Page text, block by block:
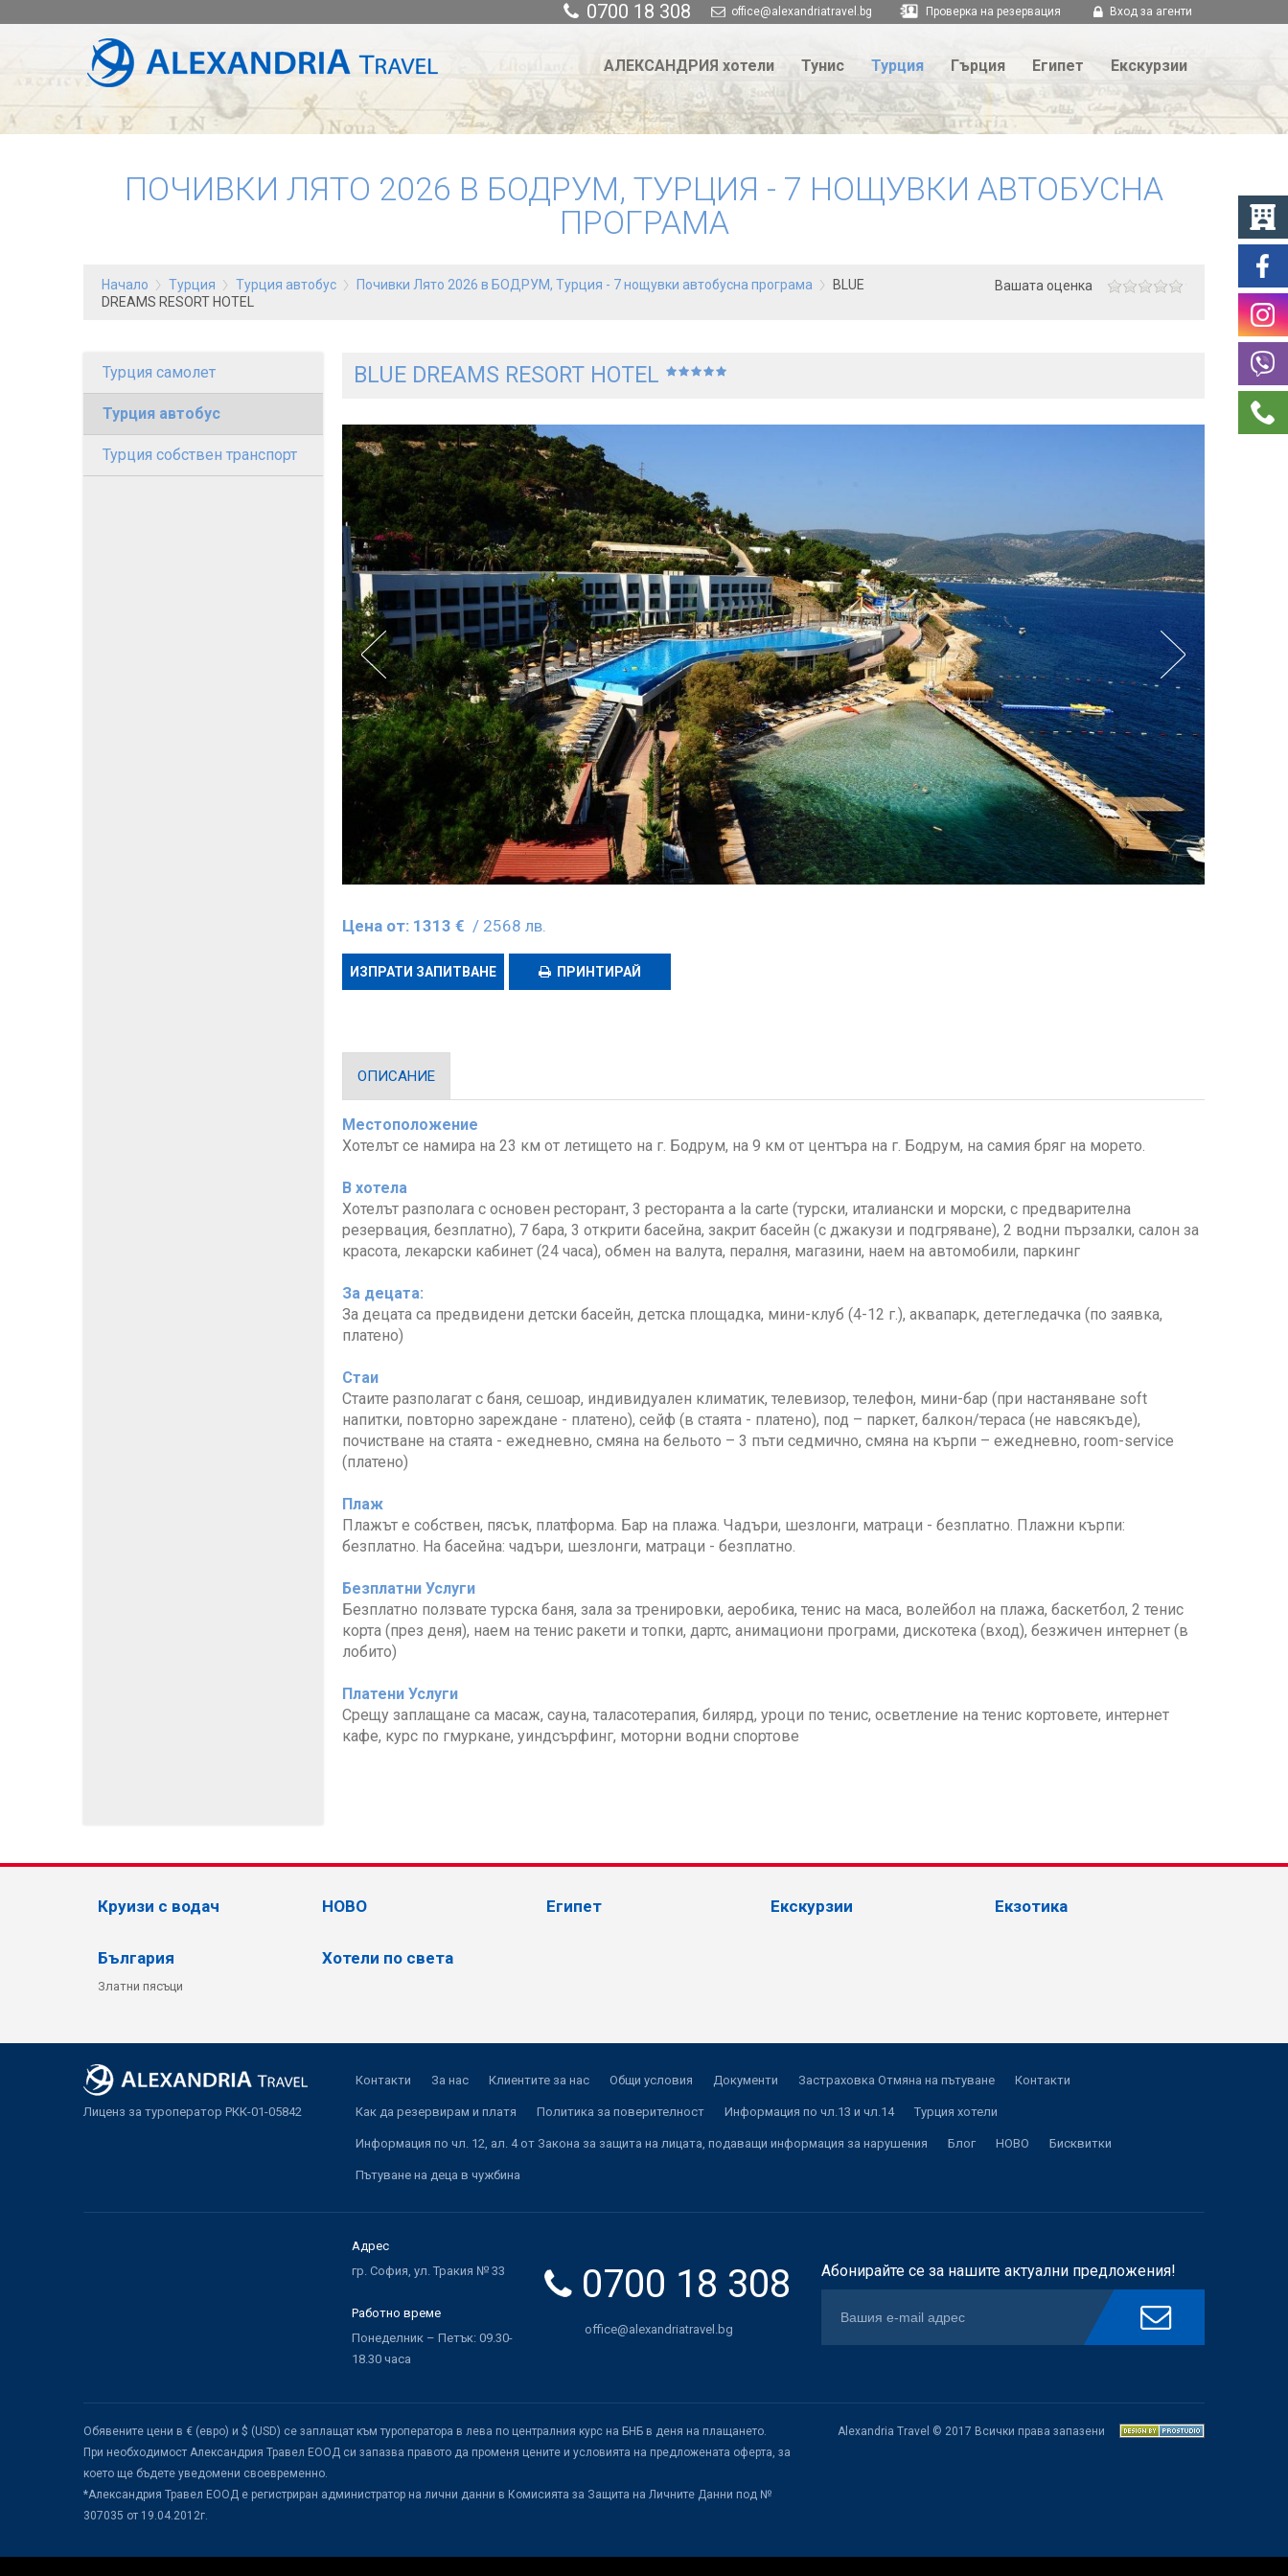
0700 18 308 office@alexandriatravel.bg Проверка на резервация Вход за агенти
АЛЕКСАНДРИЯ хотели Тунис Турция Гърция Египет Екскурзии
ПОЧИВКИ ЛЯТО 2026 В БОДРУМ, ТУРЦИЯ - 7 НОЩУВКИ АВТОБУСНА
ПРОГРАМА
Начало Турция Турция автобус Почивки Лято 2026 в БОДРУМ, Турция - 7 нощувки автобусна програма
BLUE
DREAMS RESORT HOTEL
Вашата оценка
Турция самолет
Турция автобус
Турция собствен транспорт
BLUE DREAMS RESORT HOTEL
Цена от: 1313 € / 2568 лв.
ИЗПРАТИ ЗАПИТВАНЕ ПРИНТИРАЙ
ОПИСАНИЕ
Местоположение
Хотелът се намира на 23 км от летището на г. Бодрум, на 9 км от центъра на г. Бодрум, на самия бряг на морето.
В хотела
Хотелът разполага с основен ресторант, 3 ресторанта a la carte (турски, италиански и морски, с предварителна
резервация, безплатно), 7 бара, 3 открити басейна, закрит басейн (с джакузи и подгряване), 2 водни пързалки, салон за
красота, лекарски кабинет (24 часа), обмен на валута, пералня, магазини, наем на автомобили, паркинг
За децата:
За децата са предвидени детски басейн, детска площадка, мини-клуб (4-12 г.), аквапарк, детегледачка (по заявка,
платено)
Стаи
Стаите разполагат с баня, сешоар, индивидуален климатик, телевизор, телефон, мини-бар (при настаняване soft
напитки, повторно зареждане - платено), сейф (в стаята - платено), под – паркет, балкон/тераса (не навсякъде),
почистване на стаята - ежедневно, смяна на бельото – 3 пъти седмично, смяна на кърпи – ежедневно, room-service
(платено)
Плаж
Плажът е собствен, пясък, платформа. Бар на плажа. Чадъри, шезлонги, матраци - безплатно. Плажни кърпи:
безплатно. На басейна: чадъри, шезлонги, матраци - безплатно.
Безплатни Услуги
Безплатно ползвате турска баня, зала за тренировки, аеробика, тенис на маса, волейбол на плажа, баскетбол, 2 тенис
корта (през деня), наем на тенис ракети и топки, дартс, анимациони програми, дискотека (вход), безжичен интернет (в
лобито)
Платени Услуги
Срещу заплащане са масаж, сауна, таласотерапия, билярд, уроци по тенис, осветление на тенис кортовете, интернет
кафе, курс по гмуркане, уиндсърфинг, моторни водни спортове
Круизи с водач НОВО Египет Екскурзии Екзотика
България
Златни пясъци
Хотели по света
Лиценз за туроператор РКК-01-05842
Контакти За нас Клиентите за нас Общи условия Документи Застраховка Отмяна на пътуване Контакти
Как да резервирам и платя Политика за поверителност Информация по чл.13 и чл.14 Турция хотели
Информация по чл. 12, ал. 4 от Закона за защита на лицата, подаващи информация за нарушения Блог НОВО Бисквитки
Пътуване на деца в чужбина
Адрес
гр. София, ул. Тракия № 33
Работно време
Понеделник – Петък: 09.30-
18.30 часа
0700 18 308
office@alexandriatravel.bg
Абонирайте се за нашите актуални предложения!
Обявените цени в € (евро) и $ (USD) се заплащат към туроператора в лева по централния курс на БНБ в деня на плащането.
При необходимост Александрия Травел ЕООД си запазва правото да променя цените и условията на предложената оферта, за
което ще бъдете уведомени своевременно.
*Александрия Травел ЕООД е регистриран администратор на лични данни в Комисията за Защита на Личните Данни под №
307035 от 19.04.2012г.
Alexandria Travel © 2017 Всички права запазени